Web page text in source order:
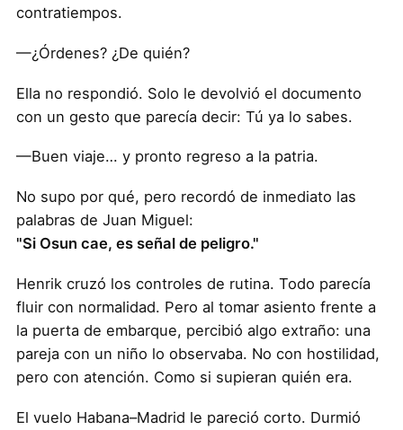
contratiempos.
—¿Órdenes? ¿De quién?
Ella no respondió. Solo le devolvió el documento
con un gesto que parecía decir: Tú ya lo sabes.
—Buen viaje… y pronto regreso a la patria.
No supo por qué, pero recordó de inmediato las
palabras de Juan Miguel:
"Si Osun cae, es señal de peligro."
Henrik cruzó los controles de rutina. Todo parecía
fluir con normalidad. Pero al tomar asiento frente a
la puerta de embarque, percibió algo extraño: una
pareja con un niño lo observaba. No con hostilidad,
pero con atención. Como si supieran quién era.
El vuelo Habana–Madrid le pareció corto. Durmió